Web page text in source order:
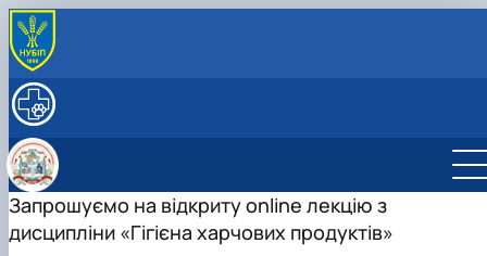
ABOUT THE DEPARTMENT
SCIENCE
Student research club ‘Veterinary Sanitation
Hygiene’
Student research club ‘Innovations and
Research
Наукові розробки
Наукові школи
PhD programme
INTERNATIONAL ACTIVITIES
International Projects
Jean Monnet Module ‘EU Food Safety
(587548-EPP-1-2017-1-UA-EPPJMO-MODU…
Запрошуємо на відкриту online лекцію з
дисципліни «Гігієна харчових продуктів»